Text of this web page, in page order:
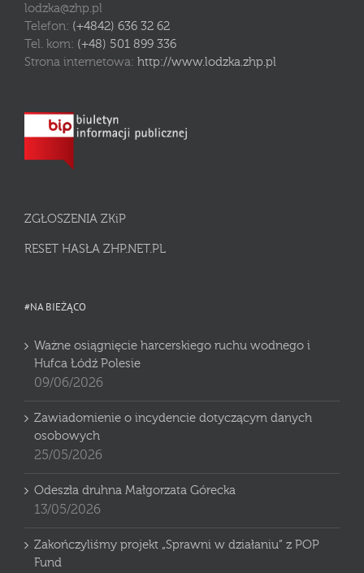
lodzka@zhp.pl
Telefon: (+4842) 636 32 62
Tel. kom: (+48) 501 899 336
Strona internetowa: http://www.lodzka.zhp.pl
ZGŁOSZENIA ZKiP
RESET HASŁA ZHP.NET.PL
#NA BIEŻĄCO
Ważne osiągnięcie harcerskiego ruchu wodnego i
Hufca Łódź Polesie
09/06/2026
Zawiadomienie o incydencie dotyczącym danych
osobowych
25/05/2026
Odeszła druhna Małgorzata Górecka
13/05/2026
Zakończyliśmy projekt „Sprawni w działaniu” z POP
Fund